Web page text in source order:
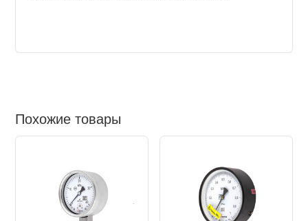
Похожие товары